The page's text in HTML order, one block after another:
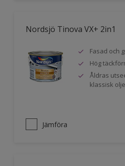
Nordsjö Tinova VX+ 2in1
Fasad och
Hög
Åldras
klassisk
Jämföra